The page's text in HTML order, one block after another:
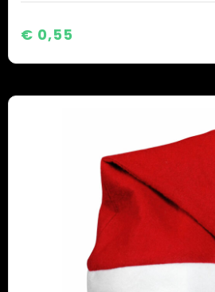
€ 0,55